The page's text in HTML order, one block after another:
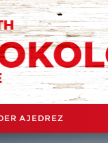
AJEDREZ